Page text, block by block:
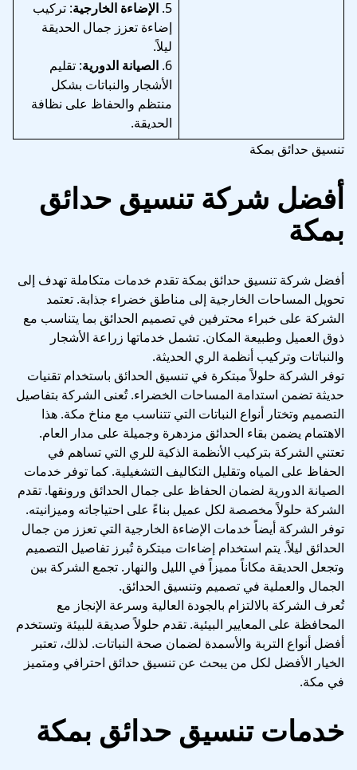
5. الإضاءة الخارجية: تركيب
إضاءة تعزز جمال الحديقة
ليلاً.
6. الصيانة الدورية: تقليم
الأشجار والنباتات بشكل
منتظم والحفاظ على نظافة
الحديقة.
تنسيق حدائق بمكة
أفضل شركة تنسيق حدائق
بمكة
أفضل شركة تنسيق حدائق بمكة تقدم خدمات متكاملة تهدف إلى
تحويل المساحات الخارجية إلى مناطق خضراء جذابة. تعتمد
الشركة على خبراء محترفين في تصميم الحدائق بما يتناسب مع
ذوق العميل وطبيعة المكان. تشمل خدماتها زراعة الأشجار
والنباتات وتركيب أنظمة الري الحديثة.
توفر الشركة حلولاً مبتكرة في تنسيق الحدائق باستخدام تقنيات
حديثة تضمن استدامة المساحات الخضراء. تُعنى الشركة بتفاصيل
التصميم وتختار أنواع النباتات التي تتناسب مع مناخ مكة. هذا
الاهتمام يضمن بقاء الحدائق مزدهرة وجميلة على مدار العام.
تعتني الشركة بتركيب الأنظمة الذكية للري التي تساهم في
الحفاظ على المياه وتقليل التكاليف التشغيلية. كما توفر خدمات
الصيانة الدورية لضمان الحفاظ على جمال الحدائق ورونقها. تقدم
الشركة حلولاً مخصصة لكل عميل بناءً على احتياجاته وميزانيته.
توفر الشركة أيضاً خدمات الإضاءة الخارجية التي تعزز من جمال
الحدائق ليلاً. يتم استخدام إضاءات مبتكرة تُبرز تفاصيل التصميم
وتجعل الحديقة مكاناً مميزاً في الليل والنهار. تجمع الشركة بين
الجمال والعملية في تصميم وتنسيق الحدائق.
تُعرف الشركة بالالتزام بالجودة العالية وسرعة الإنجاز مع
المحافظة على المعايير البيئية. تقدم حلولاً صديقة للبيئة وتستخدم
أفضل أنواع التربة والأسمدة لضمان صحة النباتات. لذلك، تعتبر
الخيار الأفضل لكل من يبحث عن تنسيق حدائق احترافي ومتميز
في مكة.
خدمات تنسيق حدائق بمكة